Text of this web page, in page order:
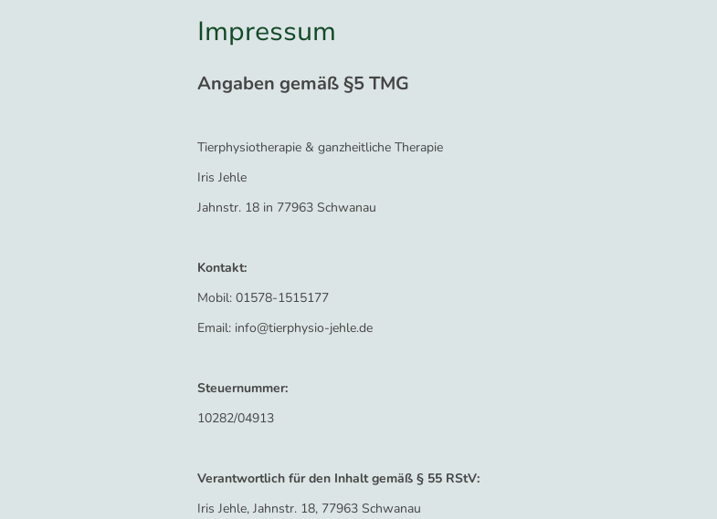
Impressum
Angaben gemäß §5 TMG
Tierphysiotherapie & ganzheitliche Therapie
Iris Jehle
Jahnstr. 18 in 77963 Schwanau
Kontakt:
Mobil: 01578-1515177
Email: info@tierphysio-jehle.de
Steuernummer:
10282/04913
Verantwortlich für den Inhalt gemäß § 55 RStV:
Iris Jehle, Jahnstr. 18, 77963 Schwanau